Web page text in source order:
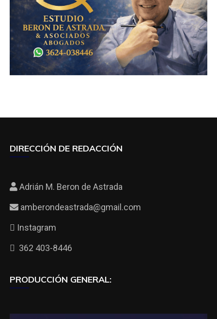
DIRECCIÓN DE REDACCIÓN
Adrián M. Beron de Astrada
amberondeastrada@gmail.com
Instagram
362 403-8446
PRODUCCIÓN GENERAL: